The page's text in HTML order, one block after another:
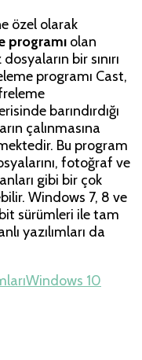
özel olarak
programı olan
bir sınırı
programı Cast,
barındırdığı
çalınmasına
Bu program
fotoğraf ve
gibi bir çok
Windows 7, 8 ve
sürümleri ile tam
yazılımları da
Windows 10